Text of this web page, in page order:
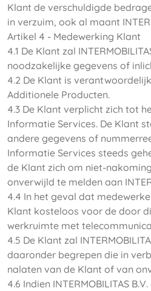
Klant de verschuldigde
in verzuim, ook al maant
Artikel 4 - Medewerking Klant
4.1 De Klant zal
noodzakelijke gegevens of
4.2 De Klant is
Additionele Producten.
4.3 De Klant verplicht zich tot
Informatie Services. De Klant
andere gegevens of
Informatie Services steeds
de Klant zich om niet-
onverwijld te melden aan
4.4 In het geval dat
Klant kosteloos voor de door
werkruimte met
4.5 De Klant zal
daaronder begrepen die in
nalaten van de Klant of van
4.6 Indien INTERMOBILITAS